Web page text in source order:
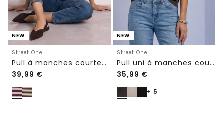
NEW
Street One
Pull à manches courtes à col rond et à rayures
39,99 €
NEW
Street One
Pull uni à manches courtes et col rond
35,99 €
+ 5